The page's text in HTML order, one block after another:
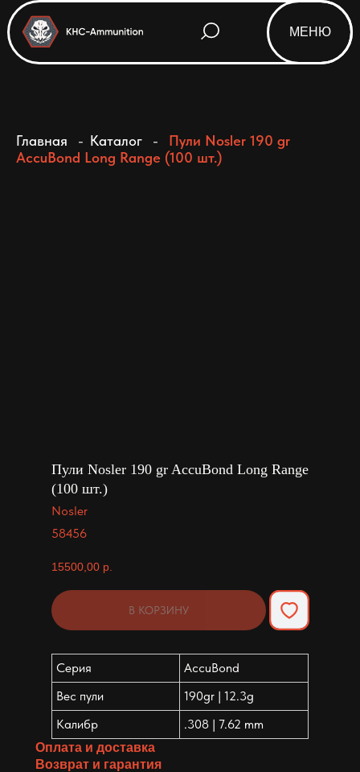
МЕНЮ
Html code will be here
Главная - Каталог -
Пули Nosler 190 gr
AccuBond Long Range (100 шт.)
Пули Nosler 190 gr AccuBond Long Range
(100 шт.)
Nosler
58456
15500,00 р.
В КОРЗИНУ
Серия
AccuBond
Вес пули
190gr | 12.3g
Калибр
.308 | 7.62 mm
Оплата и доставка
Возврат и гарантия